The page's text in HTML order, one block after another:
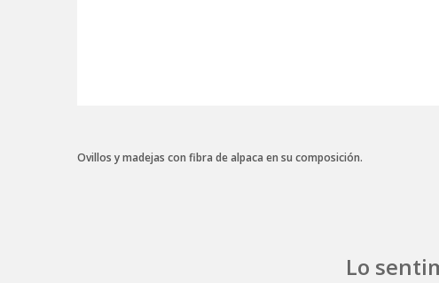
Ovillos y madejas con fibra de alpaca en su composición.
Lo